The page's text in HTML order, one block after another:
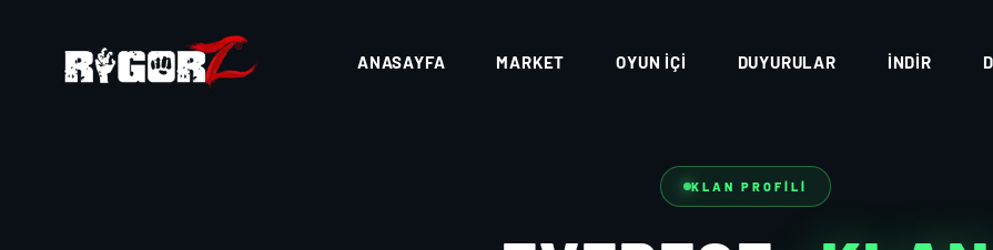
ANASAYFA MARKET OYUN İÇI DUYURULAR İNDIR
KLAN PROFILI